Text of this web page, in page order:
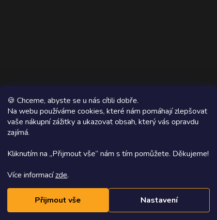
🍪 Chceme, abyste se u nás cítili dobře.
Na webu používáme cookies, které nám pomáhají zlepšovat
vaše nákupní zážitky a ukazovat obsah, který vás opravdu
zajímá.
Kliknutím na „Přijmout vše“ nám s tím pomůžete. Děkujeme!
Více informacízde.
Přijmout vše Nastavení
Copyright 2026AZ WOOD
. Všechna práva vyhrazena.
Shoptetak.cz.